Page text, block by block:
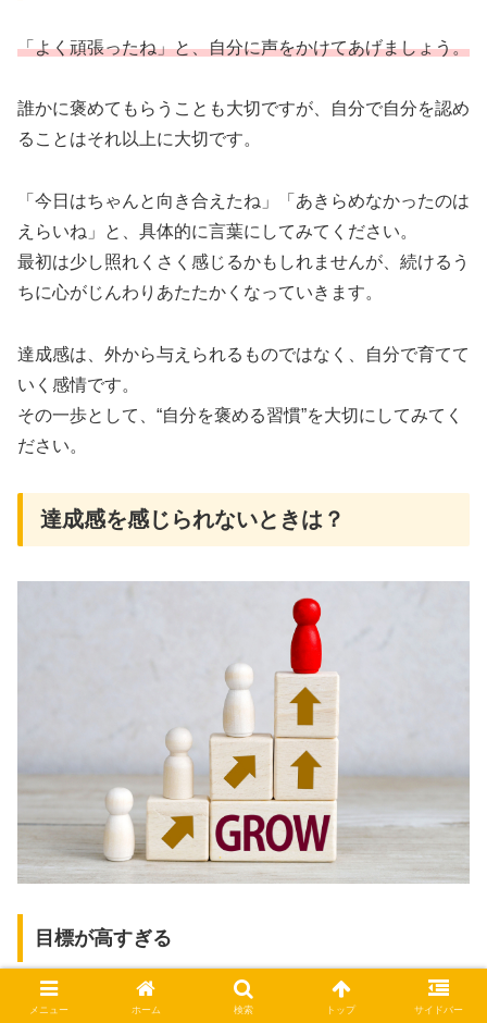
「よく頑張ったね」と、自分に声をかけてあげましょう。
誰かに褒めてもらうことも大切ですが、自分で自分を認め
ることはそれ以上に大切です。
「今日はちゃんと向き合えたね」「あきらめなかったのは
えらいね」と、具体的に言葉にしてみてください。
最初は少し照れくさく感じるかもしれませんが、続けるう
ちに心がじんわりあたたかくなっていきます。
達成感は、外から与えられるものではなく、自分で育てて
いく感情です。
その一歩として、“自分を褒める習慣”を大切にしてみてく
ださい。
達成感を感じられないときは？
目標が高すぎる
理想が高すぎると、どれだけ頑張っても「まだ足りない」
メニュー ホーム 検索 トップ サイドバー